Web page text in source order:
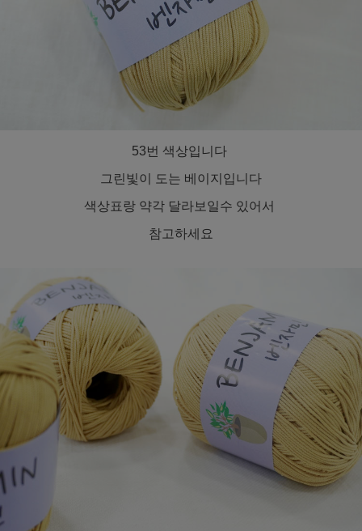
53번 색상입니다
그린빛이 도는 베이지입니다
색상표랑 약각 달라보일수 있어서
참고하세요